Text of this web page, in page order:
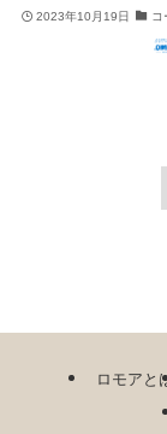
2023年10月19日 コ
ロモアと